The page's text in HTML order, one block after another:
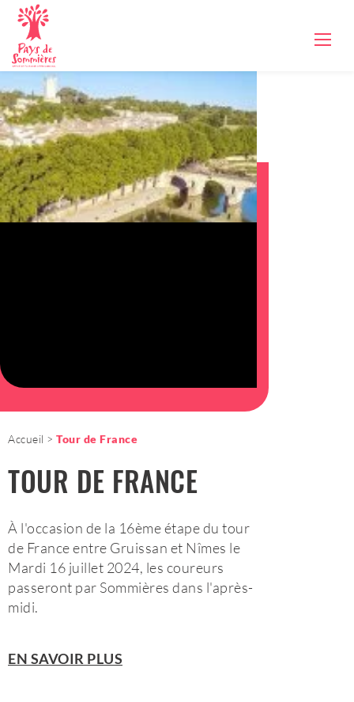
Accueil Tour de France
TOUR DE FRANCE
À l'occasion de la 16ème étape du tour
de France entre Gruissan et Nîmes le
Mardi 16 juillet 2024, les coureurs
passeront par Sommières dans l'après-
midi.
EN SAVOIR PLUS